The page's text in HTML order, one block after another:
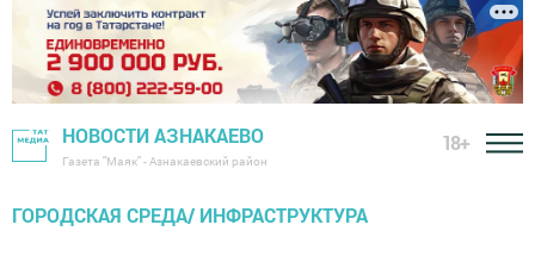
НОВОСТИ АЗНАКАЕВО
Газета "Маяк" - Азнакаевский район
18+
ГОРОДСКАЯ СРЕДА/ ИНФРАСТРУКТУРА